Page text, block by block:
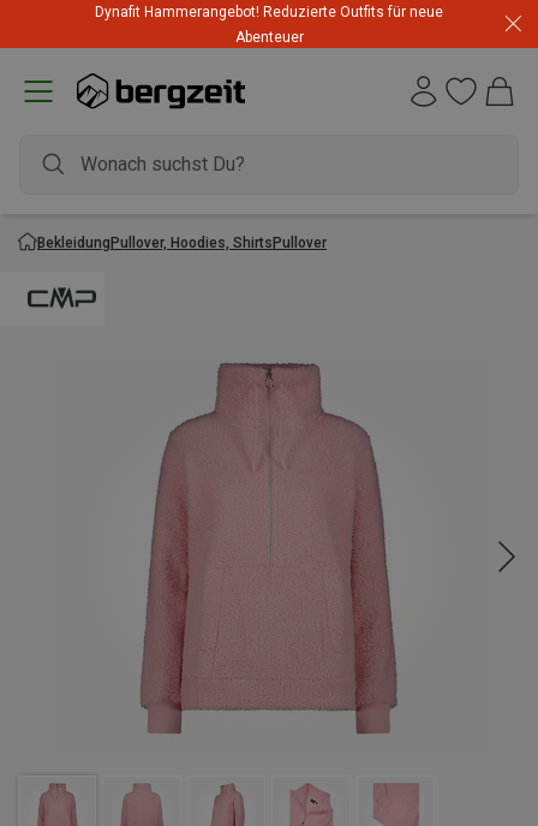
Dynafit Hammerangebot! Reduzierte Outfits für neue
Abenteuer
BekleidungPullover, Hoodies, ShirtsPullover